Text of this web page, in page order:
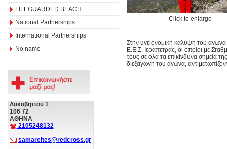
LIFEGUARDED BEACH
National Partnerships
International Partnerships
No name
Λυκαβηττού 1
106 72
ΑΘΗΝΑ
2105248132
samareites@redcross.gr
Click to enlarge
Στην υγειονομική κάλυψη του αγώνα
Ε.Ε.Σ. Ιεράπετρας, οι οποίοι με
τους σε όλα τα επικίνδυνα σημεία
διεξαγωγή του αγώνα,